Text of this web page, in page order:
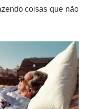
coisas que não